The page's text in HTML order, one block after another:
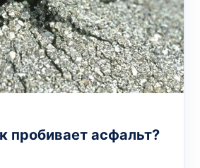
пробивает асфальт?